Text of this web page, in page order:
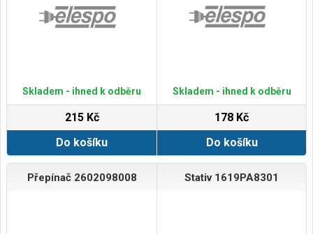
Skladem - ihned k odběru
215 Kč
Do košíku
Skladem - ihned k odběru
178 Kč
Do košíku
Přepínač 2602098008 Stativ 1619PA8301